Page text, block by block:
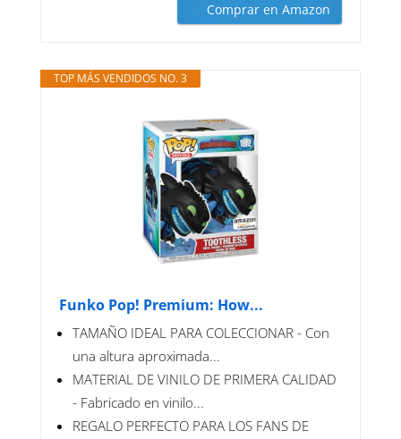
Comprar en Amazon
TOP MÁS VENDIDOS NO. 3
Funko Pop! Premium: How...
TAMAÑO IDEAL PARA COLECCIONAR - Con
una altura aproximada...
MATERIAL DE VINILO DE PRIMERA CALIDAD
- Fabricado en vinilo...
REGALO PERFECTO PARA LOS FANS DE